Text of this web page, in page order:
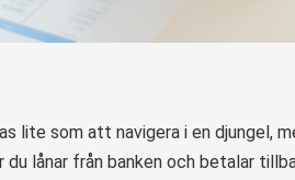
lite som att navigera i en djungel,
lånar från banken och betalar